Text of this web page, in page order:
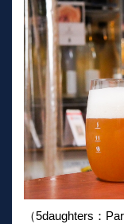
（5daughters：